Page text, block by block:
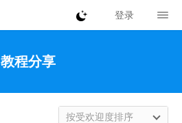
登录
教程分享
按受欢迎度排序